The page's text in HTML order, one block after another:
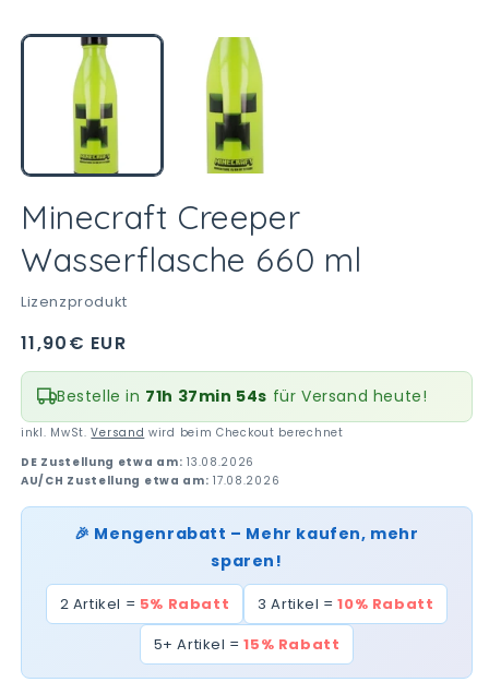
öffnen
Minecraft Creeper
Wasserflasche 660 ml
Lizenzprodukt
Normaler
Preis
11,90€ EUR
Bestelle in 71h 37min 53s für Versand heute!
inkl. MwSt.Versand wird beim Checkout berechnet
DE Zustellung etwa am: 13.08.2026
AU/CH Zustellung etwa am: 17.08.2026
🎉 Mengenrabatt – Mehr kaufen, mehr
sparen!
2 Artikel = 5% Rabatt 3 Artikel =10% Rabatt
5+ Artikel =15% Rabatt